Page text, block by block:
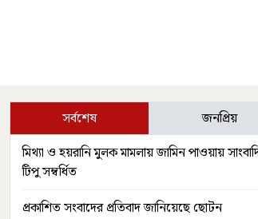
সর্বশেষ জনপ্রিয়
মিথ্যা ও হয়রানি মুলক মামলায় জামিন পাওয়ায়
টিপু সম্বর্ধিত
প্রকাশিত সংবাদের প্রতিবাদ জানিয়েছে ছোটন